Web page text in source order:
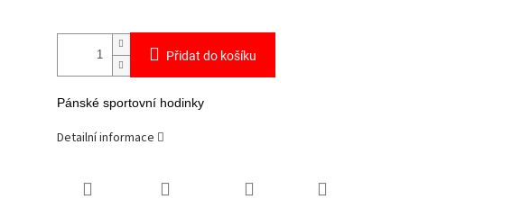
Přidat do košíku
Pánské sportovní hodinky
Detailní informace